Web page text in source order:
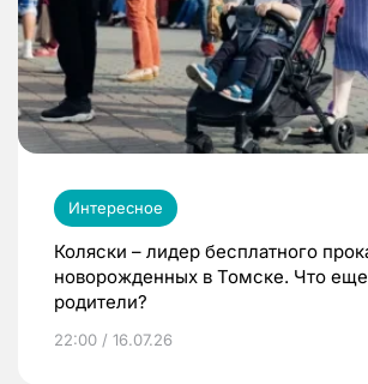
Интересное
Коляски – лидер бесплатного
новорожденных в Томске. Что
родители?
22:00 / 16.07.26